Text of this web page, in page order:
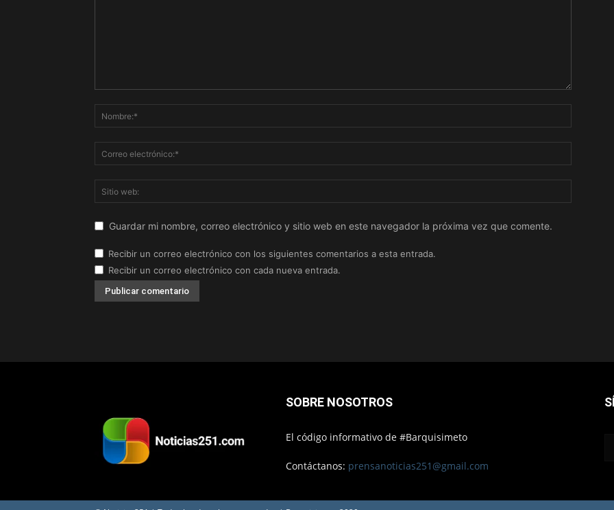
Guardar mi nombre, correo electrónico y sitio web en este navegador la próxima vez que comente.
Recibir un correo electrónico con los siguientes comentarios a esta entrada.
Recibir un correo electrónico con cada nueva entrada.
SOBRE NOSOTROS
El código informativo de #Barquisimeto
Contáctanos: prensanoticias251@gmail.com